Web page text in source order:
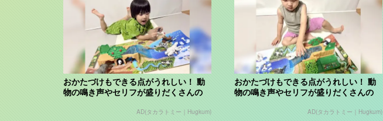
おかたづけもできる点がうれしい！ 動
物の鳴き声やセリフが盛りだくさんの
「アニア ...
AD(タカラトミー｜Hugkum)
おかたづけもできる点がうれしい！ 動
物の鳴き声やセリフが盛りだくさんの
「アニア ...
AD(タカラトミー｜Hugkum)